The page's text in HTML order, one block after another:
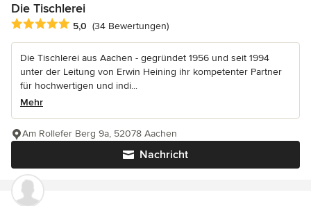
Die Tischlerei
Durchschnittliche Bewertung: 5 von 5 Sternen
5,0 (34 Bewertungen)
Die Tischlerei aus Aachen - gegründet 1956 und seit 1994
unter der Leitung von Erwin Heining ihr kompetenter Partner
für hochwertigen und indi...
Mehr
Nachricht
Am Rollefer Berg 9a, 52078 Aachen